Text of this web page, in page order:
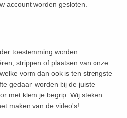
account worden gesloten.
toestemming worden
strippen of plaatsen van onze
vorm dan ook is ten strengste
gedaan worden bij de juiste
met klem je begrip. Wij steken
maken van de video's!
verbanden
met formules
exponenten